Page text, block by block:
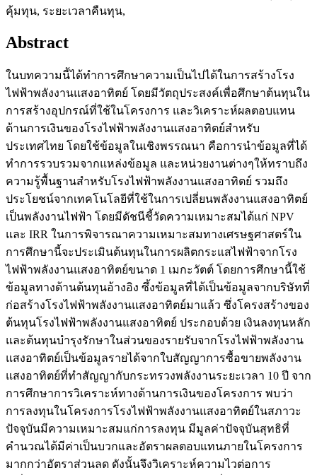
คุ้มทุน, ระยะเวลาคืนทุน,
Abstract
ในบทความนี้ได้ทำการศึกษาความเป็นไปได้ในการสร้างโรง
ไฟฟ้าพลังงานแสงอาทิตย์ โดยมีวัตถุประสงค์เพื่อศึกษาต้นทุนใน
การสร้างอุปกรณ์ที่ใช้ในโครงการ และวิเคราะห์ผลตอบแทน
ด้านการเงินของโรงไฟฟ้าพลังงานแสงอาทิตย์สำหรับ
ประเทศไทย โดยใช้ข้อมูลในเชิงพรรณนา คือการนำข้อมูลที่ได้
ทำการรวบรวมจากแหล่งข้อมูล และหน่วยงานต่างๆให้ทราบถึง
ความรู้พื้นฐานสำหรับโรงไฟฟ้าพลังงานแสงอาทิตย์ รวมถึง
ประโยชน์จากเทคโนโลยีที่ใช้ในการเปลี่ยนพลังงานแสงอาทิตย์
เป็นพลังงานไฟฟ้า โดยมีดัชนีชี้วัดความเหมาะสมได้แก่ NPV
และ IRR ในการพิจารณาความเหมาะสมทางเศรษฐศาสตร์ใน
การศึกษานี้จะประเมินต้นทุนในการผลิตกระแสไฟฟ้าจากโรง
ไฟฟ้าพลังงานแสงอาทิตย์ขนาด 1 เมกะวัตต์ โดยการศึกษานี้ใช้
ข้อมูลทางด้านต้นทุนอ้างอิง ซึ้งข้อมูลที่ได้เป็นข้อมูลจากบริษัทที่
ก่อสร้างโรงไฟฟ้าพลังงานแสงอาทิตย์มาแล้ว ซึ่งโครงสร้างของ
ต้นทุนโรงไฟฟ้าพลังงานแสงอาทิตย์ ประกอบด้วย เงินลงทุนหลัก
และต้นทุนบำรุงรักษาในส่วนของรายรับจากโรงไฟฟ้าพลังงาน
แสงอาทิตย์เป็นข้อมูลรายได้จากใบสัญญาการซื้อขายพลังงาน
แสงอาทิตย์ที่ทำสัญญากับกระทรวงพลังงานระยะเวลา 10 ปี จาก
การศึกษาการวิเคราะห์ทางด้านการเงินของโครงการ พบว่า
การลงทุนในโครงการโรงไฟฟ้าพลังงานแสงอาทิตย์ในสภาวะ
ปัจจุบันมีความเหมาะสมแก่การลงทุน มีมูลค่าปัจจุบันสุทธิที่
คำนวณได้มีค่าเป็นบวกและอัตราผลตอบแทนภายในโครงการ
มากกว่าอัตราส่วนลด ดังนั้นจึงวิเคราะห์ความไวต่อการ